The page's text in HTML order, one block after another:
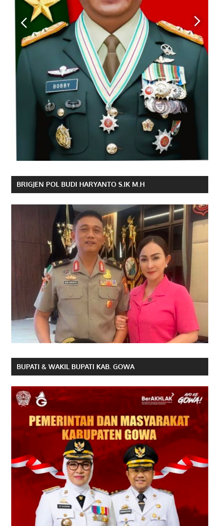
BRIGJEN POL BUDI HARYANTO S.IK M.H
BUPATI & WAKIL BUPATI KAB. GOWA